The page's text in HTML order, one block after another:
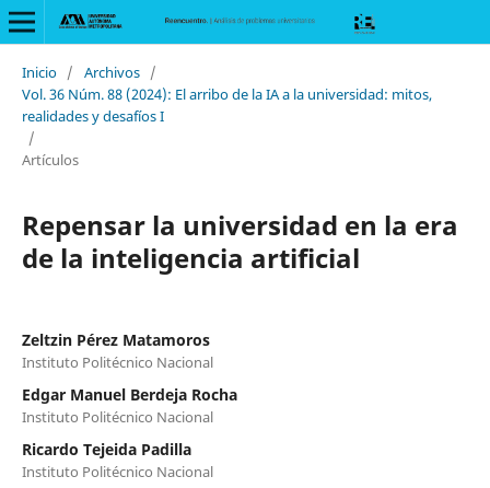
Inicio / Archivos /
Vol. 36 Núm. 88 (2024): El arribo de la IA a la universidad: mitos,
realidades y desafíos I
/
Artículos
Repensar la universidad en la era
de la inteligencia artificial
Zeltzin Pérez Matamoros
Instituto Politécnico Nacional
Edgar Manuel Berdeja Rocha
Instituto Politécnico Nacional
Ricardo Tejeida Padilla
Instituto Politécnico Nacional